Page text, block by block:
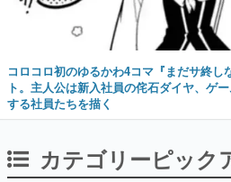
コロコロ初のゆるかわ4コマ『まだサ終し
ト。主人公は新入社員の侘石ダイヤ、ゲ
する社員たちを描く
カテゴリーピック